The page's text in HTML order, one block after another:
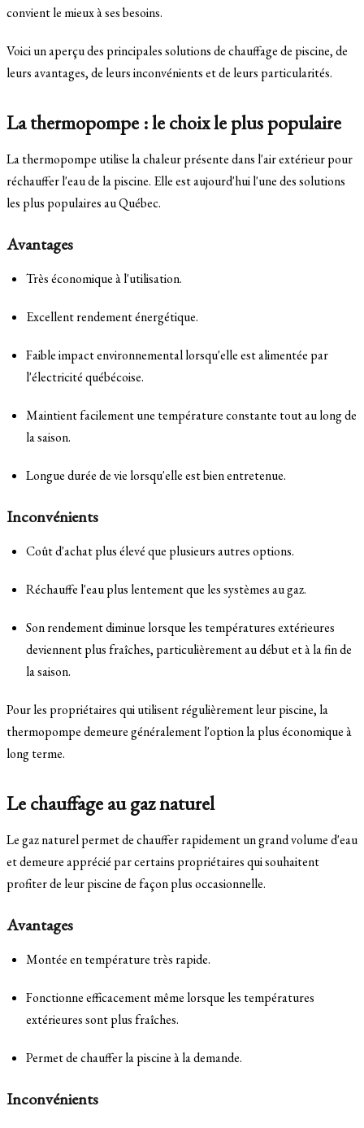
convient le mieux à ses besoins.
Voici un aperçu des principales solutions de chauffage de piscine, de
leurs avantages, de leurs inconvénients et de leurs particularités.
La thermopompe : le choix le plus populaire
La thermopompe utilise la chaleur présente dans l'air extérieur pour
réchauffer l'eau de la piscine. Elle est aujourd'hui l'une des solutions
les plus populaires au Québec.
Avantages
Très économique à l'utilisation.
Excellent rendement énergétique.
Faible impact environnemental lorsqu'elle est alimentée par
l'électricité québécoise.
Maintient facilement une température constante tout au long de
la saison.
Longue durée de vie lorsqu'elle est bien entretenue.
Inconvénients
Coût d'achat plus élevé que plusieurs autres options.
Réchauffe l'eau plus lentement que les systèmes au gaz.
Son rendement diminue lorsque les températures extérieures
deviennent plus fraîches, particulièrement au début et à la fin de
la saison.
Pour les propriétaires qui utilisent régulièrement leur piscine, la
thermopompe demeure généralement l'option la plus économique à
long terme.
Le chauffage au gaz naturel
Le gaz naturel permet de chauffer rapidement un grand volume d'eau
et demeure apprécié par certains propriétaires qui souhaitent
profiter de leur piscine de façon plus occasionnelle.
Avantages
Montée en température très rapide.
Fonctionne efficacement même lorsque les températures
extérieures sont plus fraîches.
Permet de chauffer la piscine à la demande.
Inconvénients